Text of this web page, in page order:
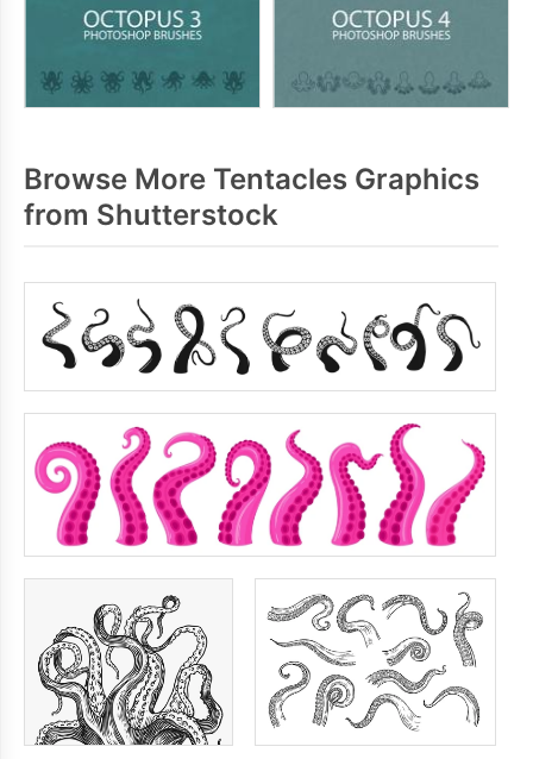
Browse More Tentacles Graphics
from Shutterstock